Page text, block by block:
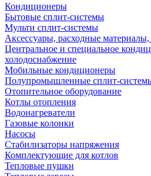
Кондиционеры
Бытовые сплит-системы
Мульти сплит-системы
Аксессуары, расходные
Центральное и специальное
холодоснабжение
Мобильные кондиционеры
Полупромышленные сплит-
Отопительное оборудование
Котлы отопления
Водонагреватели
Газовые колонки
Насосы
Стабилизаторы напряжения
Комплектующие для котлов
Тепловые пушки